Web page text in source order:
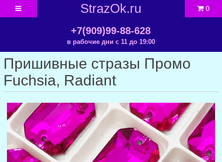
StrazOk.ru
+7(909)99-88-628
в рабочие дни с 11 до 19:00
0
Пришивные стразы Промо
Fuchsia, Radiant